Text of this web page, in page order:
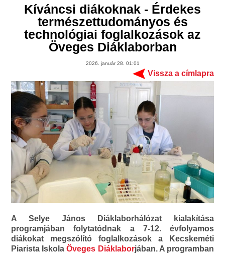
Kíváncsi diákoknak - Érdekes
természettudományos és
technológiai foglalkozások az
Öveges Diáklaborban
2026. január 28. 01:01
Vissza a címlapra
A Selye János Diáklaborhálózat kialakítása
programjában folytatódnak a 7-12. évfolyamos
diákokat megszólító foglalkozások a Kecskeméti
Piarista IskolaÖveges Diáklaborjában. A programban